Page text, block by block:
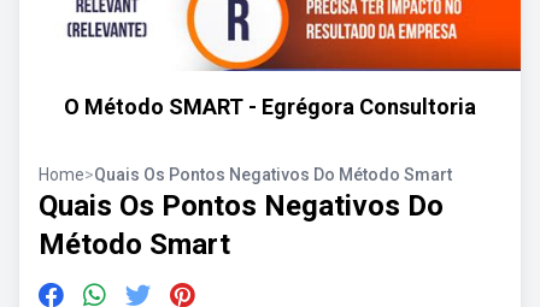
O Método SMART - Egrégora Consultoria
Home>Quais Os Pontos Negativos Do Método Smart
Quais Os Pontos Negativos Do
Método Smart